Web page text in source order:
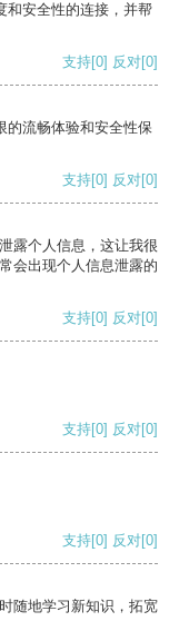
和安全性的连接，并帮
支持[0] 反对[0]
的流畅体验和安全性保
支持[0] 反对[0]
露个人信息，这让我很
会出现个人信息泄露的
支持[0] 反对[0]
支持[0] 反对[0]
支持[0] 反对[0]
随地学习新知识，拓宽